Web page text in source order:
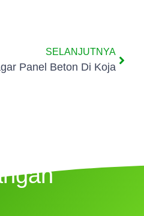
SELANJUTNYA
Panel Beton Di Koja